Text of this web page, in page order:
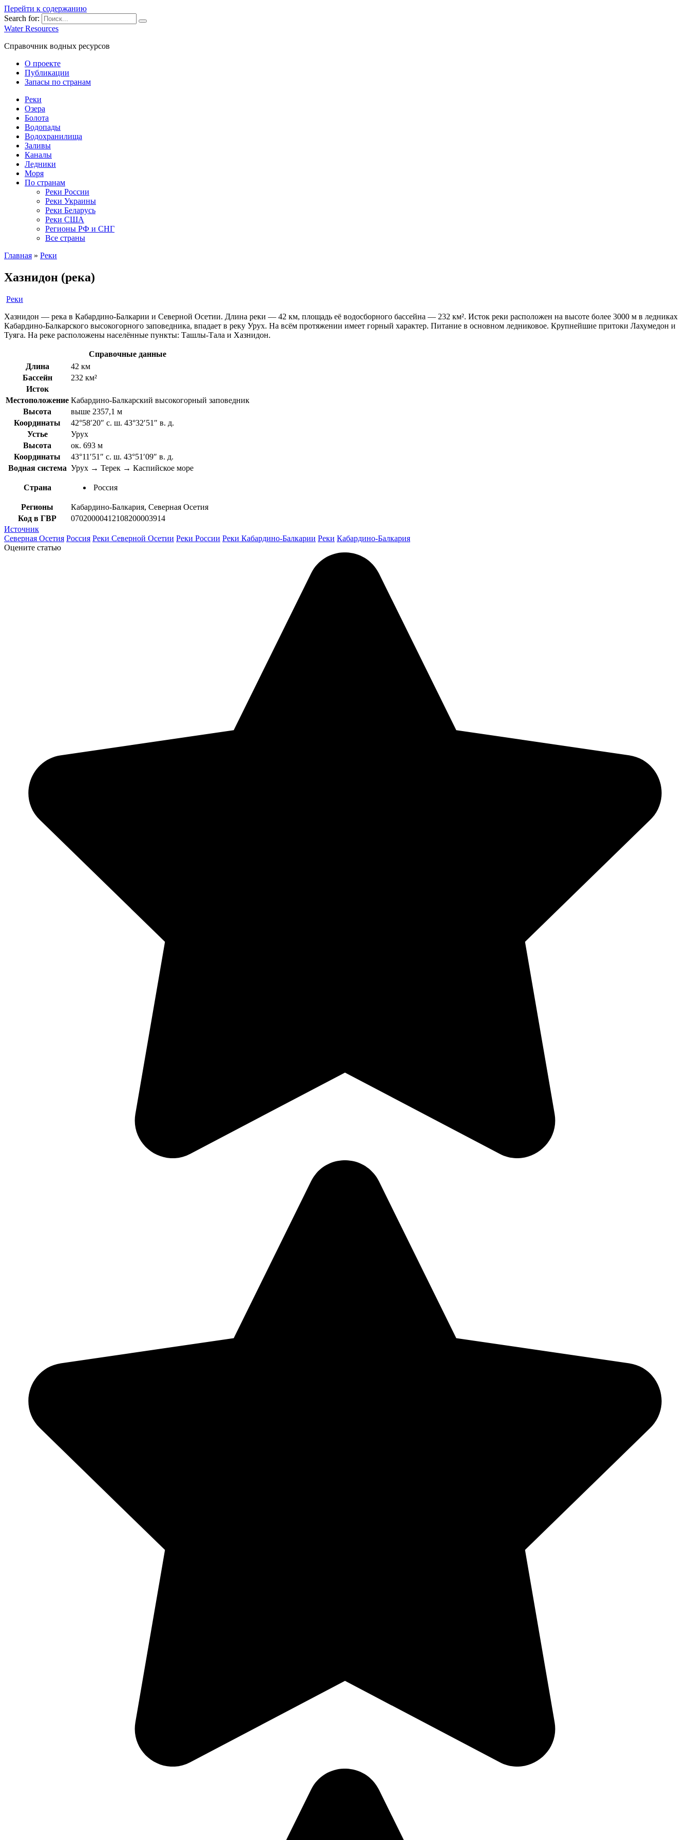
Перейти к содержанию
Search for:
Water Resources
Справочник водных ресурсов
О проекте
Публикации
Запасы по странам
Реки
Озера
Болота
Водопады
Водохранилища
Заливы
Каналы
Ледники
Моря
По странам
Реки России
Реки Украины
Реки Беларусь
Реки США
Регионы РФ и СНГ
Все страны
Главная » Реки
Хазнидон (река)
Реки
Хазнидон — река в Кабардино-Балкарии и Северной Осетии. Длина реки — 42 км, площадь её водосборного бассейна — 232 км². Исток реки расположен на высоте более 3000 м в ледниках
Кабардино-Балкарского высокогорного заповедника, впадает в реку Урух. На всём протяжении имеет горный характер. Питание в основном ледниковое. Крупнейшие притоки Лахумедон и
Туяга. На реке расположены населённые пункты: Ташлы-Тала и Хазнидон.
Справочные данные
Длина
42 км
Бассейн
232 км²
Исток
Местоположение Кабардино-Балкарский высокогорный заповедник
Высота
выше 2357,1 м
Координаты
42°58′20″ с. ш. 43°32′51″ в. д.
Устье
Урух
Высота
ок. 693 м
Координаты
43°11′51″ с. ш. 43°51′09″ в. д.
Водная система Урух → Терек → Каспийское море
Страна Россия
Регионы
Кабардино-Балкария, Северная Осетия
Код в ГВР
07020000412108200003914
Источник
Северная Осетия Россия Реки Северной Осетии Реки России Реки Кабардино-Балкарии Реки Кабардино-Балкария
Оцените статью